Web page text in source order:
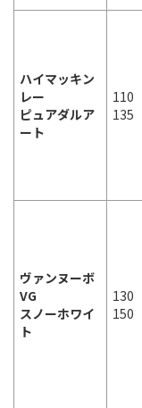
ハイマッキン
レー
ピュアダルア
ート
110
135
ヴァンヌーボ
VG
スノーホワイ
ト
130
150